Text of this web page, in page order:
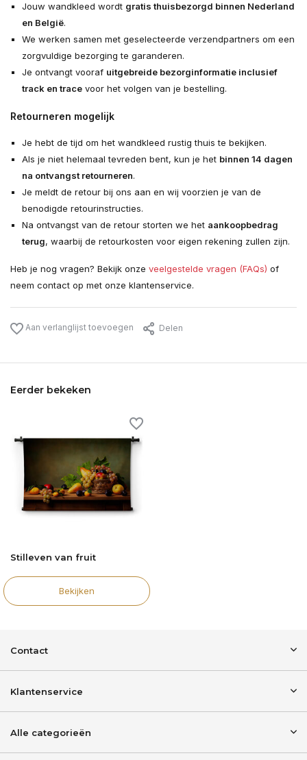
Jouw wandkleed wordt gratis thuisbezorgd binnen Nederland
en België.
We werken samen met geselecteerde verzendpartners om een
zorgvuldige bezorging te garanderen.
Je ontvangt vooraf uitgebreide bezorginformatie inclusief
track en tracevoor het volgen van je bestelling.
Retourneren mogelijk
Je hebt de tijd om het wandkleed rustig thuis te bekijken.
Als je niet helemaal tevreden bent, kun je het binnen 14 dagen
na ontvangst retourneren.
Je meldt de retour bij ons aan en wij voorzien je van de
benodigde retourinstructies.
Na ontvangst van de retour storten we het aankoopbedrag
terug, waarbij de retourkosten voor eigen rekening zullen zijn.
Heb je nog vragen? Bekijk onze veelgestelde vragen (FAQs) of
neem contact op met onze klantenservice.
Aan verlanglijst toevoegen Delen
Eerder bekeken
Stilleven van fruit
Bekijken
Contact
Klantenservice
Alle categorieën